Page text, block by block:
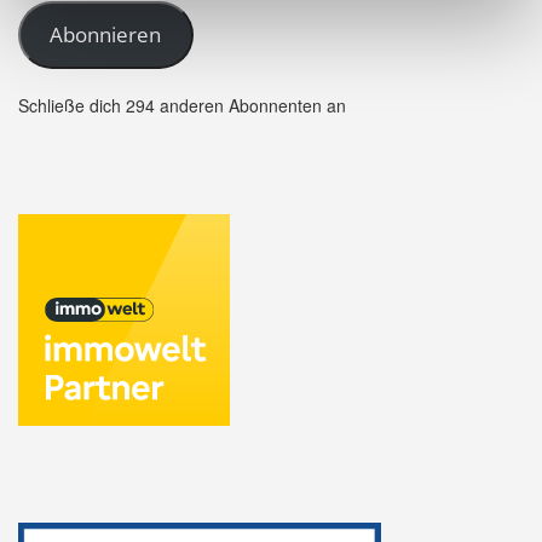
Abonnieren
Schließe dich 294 anderen Abonnenten an